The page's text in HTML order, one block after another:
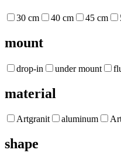
30 cm 40 cm 45 cm
mount
drop-in under mount
material
Artgranit aluminum
shape